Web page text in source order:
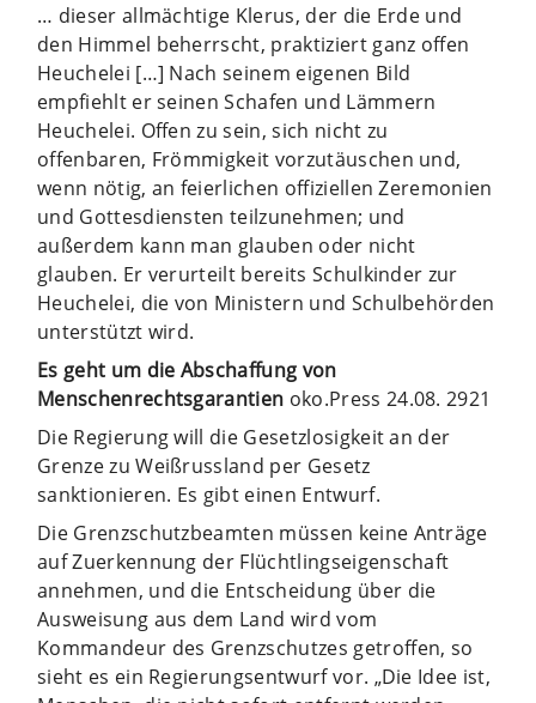
… dieser allmächtige Klerus, der die Erde und
den Himmel beherrscht, praktiziert ganz offen
Heuchelei […] Nach seinem eigenen Bild
empfiehlt er seinen Schafen und Lämmern
Heuchelei. Offen zu sein, sich nicht zu
offenbaren, Frömmigkeit vorzutäuschen und,
wenn nötig, an feierlichen offiziellen Zeremonien
und Gottesdiensten teilzunehmen; und
außerdem kann man glauben oder nicht
glauben. Er verurteilt bereits Schulkinder zur
Heuchelei, die von Ministern und Schulbehörden
unterstützt wird.
Es geht um die Abschaffung von
Menschenrechtsgarantien oko.Press 24.08. 2921
Die Regierung will die Gesetzlosigkeit an der
Grenze zu Weißrussland per Gesetz
sanktionieren. Es gibt einen Entwurf.
Die Grenzschutzbeamten müssen keine Anträge
auf Zuerkennung der Flüchtlingseigenschaft
annehmen, und die Entscheidung über die
Ausweisung aus dem Land wird vom
Kommandeur des Grenzschutzes getroffen, so
sieht es ein Regierungsentwurf vor. „Die Idee ist,